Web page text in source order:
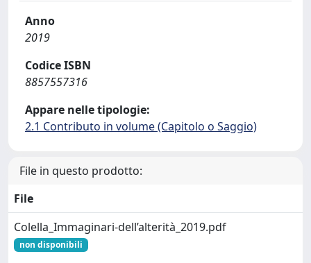
Anno
2019
Codice ISBN
8857557316
Appare nelle tipologie:
2.1 Contributo in volume (Capitolo o Saggio)
File in questo prodotto:
File
Colella_Immaginari-dell’alterità_2019.pdf
non disponibili